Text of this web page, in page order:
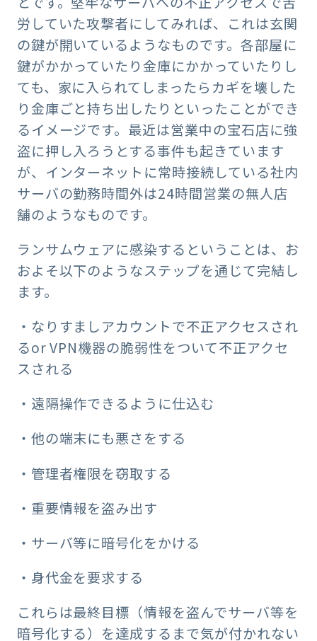
労していた攻撃者にしてみれば、これは玄関
の鍵が開いているようなものです。各部屋に
鍵がかかっていたり金庫にかかっていたりし
ても、家に入られてしまったらカギを壊した
り金庫ごと持ち出したりといったことができ
るイメージです。最近は営業中の宝石店に強
盗に押し入ろうとする事件も起きています
が、インターネットに常時接続している社内
サーバの勤務時間外は24時間営業の無人店
舗のようなものです。
ランサムウェアに感染するということは、お
およそ以下のようなステップを通じて完結し
ます。
・なりすましアカウントで不正アクセスされ
るor VPN機器の脆弱性をついて不正アクセ
スされる
・遠隔操作できるように仕込む
・他の端末にも悪さをする
・管理者権限を窃取する
・重要情報を盗み出す
・サーバ等に暗号化をかける
・身代金を要求する
これらは最終目標（情報を盗んでサーバ等を
暗号化する）を達成するまで気が付かれない